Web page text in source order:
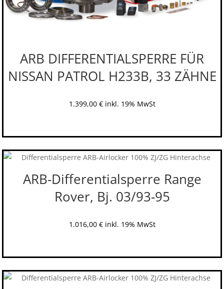
ARB DIFFERENTIALSPERRE FÜR
NISSAN PATROL H233B, 33 ZÄHNE
1.399,00 € inkl. 19% MwSt
ARB-Differentialsperre Range
Rover, Bj. 03/93-95
1.016,00 € inkl. 19% MwSt